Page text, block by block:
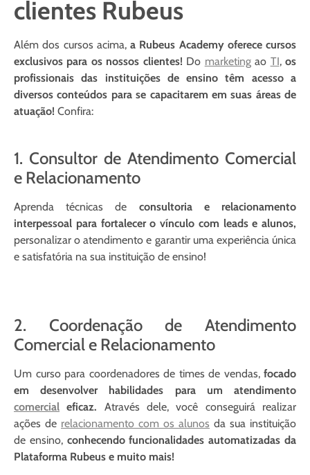
clientes Rubeus
Além dos cursos acima, a Rubeus Academy oferece cursos
exclusivos para os nossos clientes! Do marketingao TI,os
profissionais das instituições de ensino têm acesso a
diversos conteúdos para se capacitarem em suas áreas de
atuação! Confira:
1. Consultor de Atendimento Comercial
e Relacionamento
Aprenda técnicas de consultoria e relacionamento
interpessoal para fortalecer o vínculo com leads e alunos,
personalizar o atendimento e garantir uma experiência única
e satisfatória na sua instituição de ensino!
2. Coordenação de Atendimento
Comercial e Relacionamento
Um curso para coordenadores de times de vendas, focado
em desenvolver habilidades para um atendimento
comercial eficaz. Através dele, você conseguirá realizar
ações de relacionamento com os alunos da sua instituição
de ensino, conhecendo funcionalidades automatizadas da
Plataforma Rubeus e muito mais!